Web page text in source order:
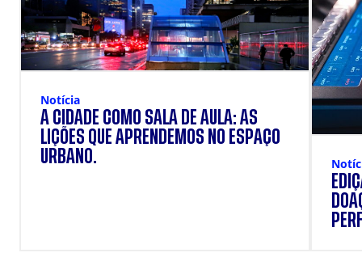
Notícia
A CIDADE COMO SALA DE AULA: AS
LIÇÕES QUE APRENDEMOS NO ESPAÇO
URBANO.